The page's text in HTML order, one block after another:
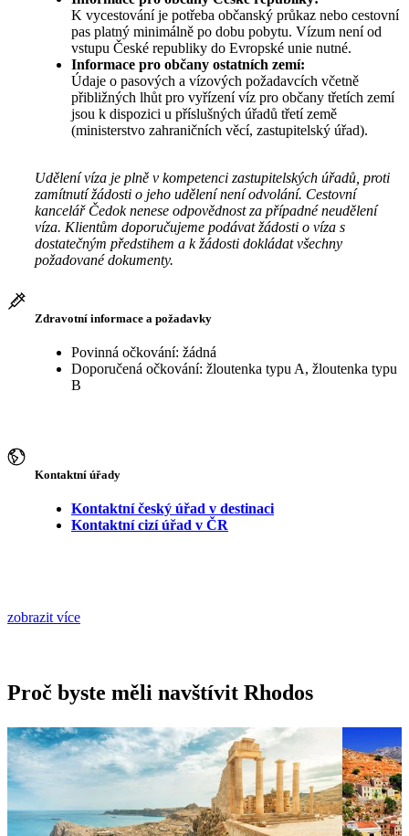
K vycestování je potřeba občanský průkaz nebo cestovní
pas platný minimálně po dobu pobytu. Vízum není od
vstupu České republiky do Evropské unie nutné.
Informace pro občany ostatních zemí:
Údaje o pasových a vízových požadavcích včetně
přibližných lhůt pro vyřízení víz pro občany třetích zemí
jsou k dispozici u příslušných úřadů třetí země
(ministerstvo zahraničních věcí, zastupitelský úřad).
Udělení víza je plně v kompetenci zastupitelských úřadů, proti
zamítnutí žádosti o jeho udělení není odvolání. Cestovní
kancelář Čedok nenese odpovědnost za případné neudělení
víza. Klientům doporučujeme podávat žádosti o víza s
dostatečným předstihem a k žádosti dokládat všechny
požadované dokumenty.
Zdravotní informace a požadavky
Povinná očkování: žádná
Doporučená očkování: žloutenka typu A, žloutenka typu
B
Kontaktní úřady
Kontaktní český úřad v destinaci
Kontaktní cizí úřad v ČR
zobrazit více
Proč byste měli navštívit Rhodos